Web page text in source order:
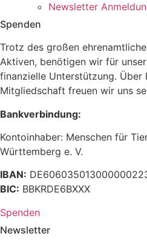
Newsletter
Spenden
Trotz des großen
Aktiven, benötigen wir für
finanzielle Unterstützung. Über
Mitgliedschaft freuen wir uns
Bankverbindung:
Kontoinhaber: Menschen für
Württemberg e. V.
IBAN:
BIC: BBKRDE6BXXX
Spenden
Newsletter